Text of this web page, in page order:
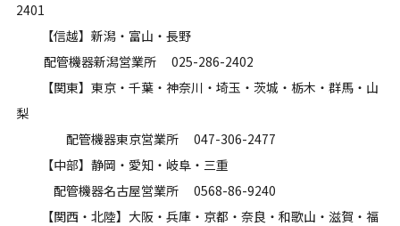
2401
【信越】新潟・富山・長野
配管機器新潟営業所 025-286-2402
【関東】東京・千葉・神奈川・埼玉・茨城・栃木・群馬・山
梨
配管機器東京営業所 047-306-2477
【中部】静岡・愛知・岐阜・三重
配管機器名古屋営業所 0568-86-9240
【関西・北陸】大阪・兵庫・京都・奈良・和歌山・滋賀・福